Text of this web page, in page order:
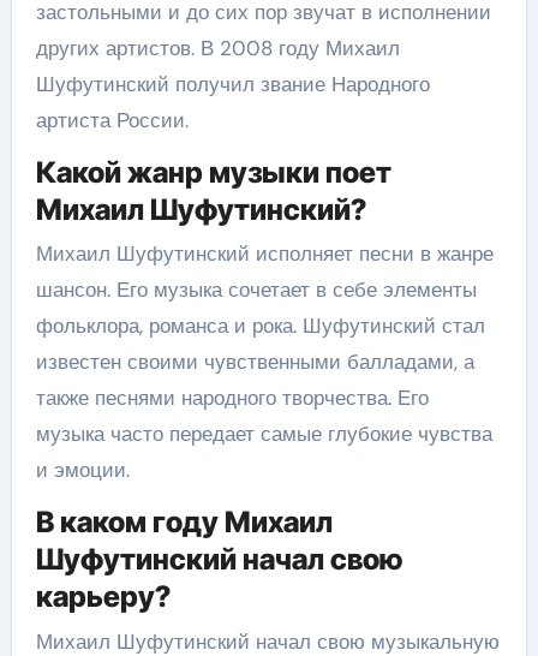
застольными и до сих пор звучат в исполнении
других артистов. В 2008 году Михаил
Шуфутинский получил звание Народного
артиста России.
Какой жанр музыки поет
Михаил Шуфутинский?
Михаил Шуфутинский исполняет песни в жанре
шансон. Его музыка сочетает в себе элементы
фольклора, романса и рока. Шуфутинский стал
известен своими чувственными балладами, а
также песнями народного творчества. Его
музыка часто передает самые глубокие чувства
и эмоции.
В каком году Михаил
Шуфутинский начал свою
карьеру?
Михаил Шуфутинский начал свою музыкальную